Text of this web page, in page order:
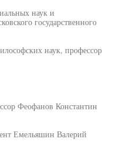
наук и
государственного
наук, профессор
Феофанов Константин
Емельяшин Валерий